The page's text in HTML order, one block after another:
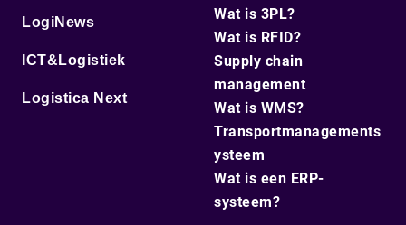
LogiNews
ICT&Logistiek
Logistica Next
Wat is 3PL?
Wat is RFID?
Supply chain
management
Wat is WMS?
Transportmanagements
ysteem
Wat is een ERP-
systeem?